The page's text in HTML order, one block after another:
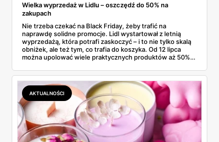
Wielka wyprzedaż w Lidlu – oszczędź do 50% na
zakupach
Nie trzeba czekać na Black Friday, żeby trafić na
naprawdę solidne promocje. Lidl wystartował z letnią
wyprzedażą, która potrafi zaskoczyć – i to nie tylko skalą
obniżek, ale też tym, co trafia do koszyka. Od 12 lipca
można upolować wiele praktycznych produktów aż 50%
sprzęty kuchenne, domowe tekstylia, stylowe dodatki i
przydatne akcesoria, które sprawiają, że codzienność
staje się wygodniejsza. Kto lubi mądre zakupy i porządną
jakość w rozsądnej cenie, zdecydowanie powinien tu
zajrzeć. Zwłaszcza że niektóre okazje szybko znikają z
półek…
AKTUALNOŚCI